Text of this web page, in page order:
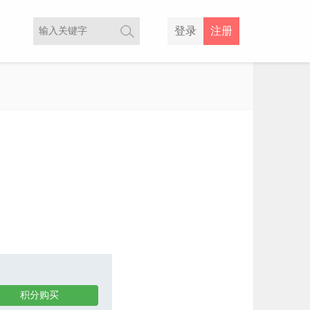
注册
登录
积分购买